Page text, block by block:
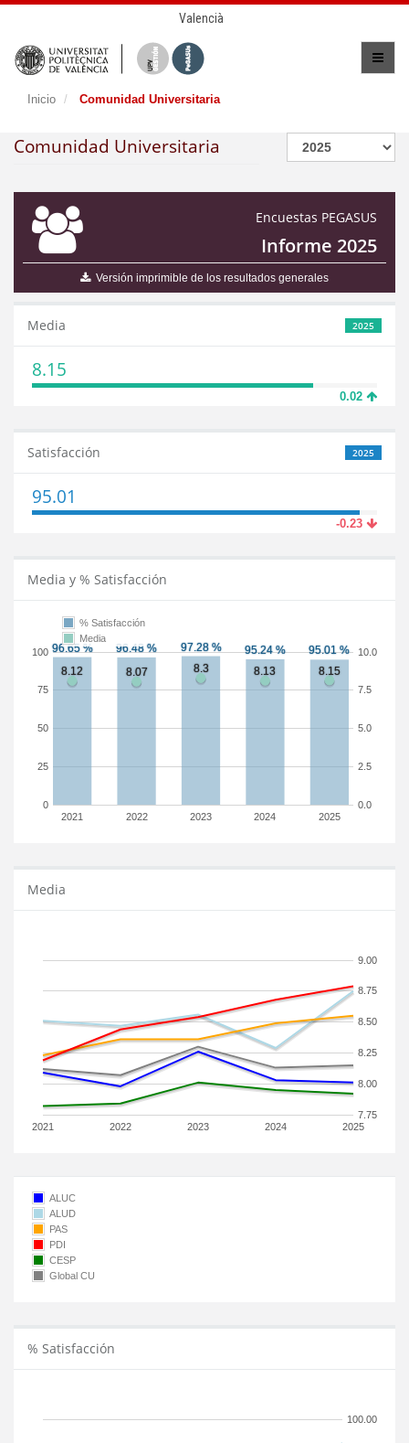
Valencià
Inicio Comunidad Universitaria
Comunidad Universitaria
Encuestas PEGASUS
Informe 2025
Versión imprimible de los resultados generales
2025
Media
8.15
0.02
2025
Satisfacción
95.01
-0.23
Media y % Satisfacción
2021 2022 2023 2024 2025
0
25
50
75
100
0.0
2.5
5.0
7.5
10.0
% Satisfacción
Media
Media
2021 2022 2023 2024 2025
7.75
8.00
8.25
8.50
8.75
9.00
ALUC
ALUD
PAS
PDI
CESP
Global CU
% Satisfacción
100.00